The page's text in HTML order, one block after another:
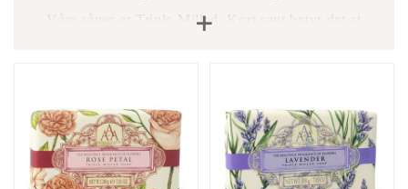
Våre såper er Triple Milled. Kort sagt betyr det at
huden.